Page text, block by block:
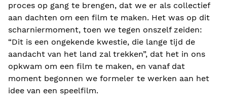
proces op gang te brengen, dat we er als collectief
aan dachten om een film te maken. Het was op dit
scharniermoment, toen we tegen onszelf zeiden:
“Dit is een ongekende kwestie, die lange tijd de
aandacht van het land zal trekken”, dat het in ons
opkwam om een film te maken, en vanaf dat
moment begonnen we formeler te werken aan het
idee van een speelfilm.